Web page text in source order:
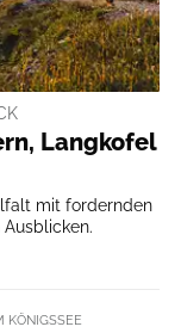
Langkofel
mit fordernden
KÖNIGSSEE